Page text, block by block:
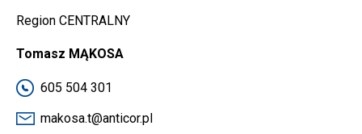
Region CENTRALNY
Tomasz MĄKOSA
605 504 301
makosa.t@anticor.pl